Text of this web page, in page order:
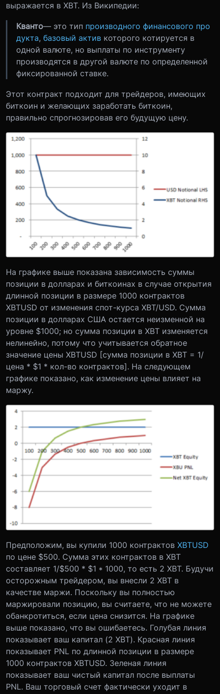
выражается в XBT. Из Википедии:
Кванто— это тип производного финансового про
дукта, базовый актив которого котируется в
одной валюте, но выплаты по инструменту
производятся в другой валюте по определенной
фиксированной ставке.
Этот контракт подходит для трейдеров, имеющих
биткоин и желающих заработать биткоин,
правильно спрогнозировав его будущую цену.
На графике выше показана зависимость суммы
позиции в долларах и биткоинах в случае открытия
длинной позиции в размере 1000 контрактов
XBTUSD от изменения спот-курса XBT/USD. Сумма
позиции в долларах США остается неизменной на
уровне $1000; но сумма позиции в XBT изменяется
нелинейно, потому что учитывается обратное
значение цены XBTUSD [сумма позиции в XBT = 1/
цена * $1 * кол-во контрактов]. На следующем
графике показано, как изменение цены влияет на
маржу.
Предположим, вы купили 1000 контрактов XBTUSD
по цене $500. Сумма этих контрактов в XBT
составляет 1/$500 * $1 * 1000, то есть 2 XBT. Будучи
осторожным трейдером, вы внесли 2 XBT в
качестве маржи. Поскольку вы полностью
маржировали позицию, вы считаете, что не можете
обанкротиться, если цена снизится. На графике
выше показано, что вы ошибаетесь. Голубая линия
показывает ваш капитал (2 XBT). Красная линия
показывает PNL по длинной позиции в размере
1000 контрактов XBTUSD. Зеленая линия
показывает ваш чистый капитал после выплаты
PNL. Ваш торговый счет фактически уходит в